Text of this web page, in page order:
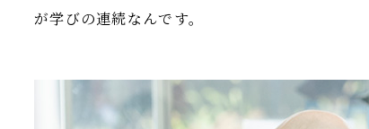
が学びの連続なんです。